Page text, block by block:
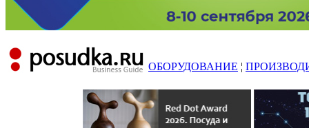
ОБОРУДОВАНИЕ ¦